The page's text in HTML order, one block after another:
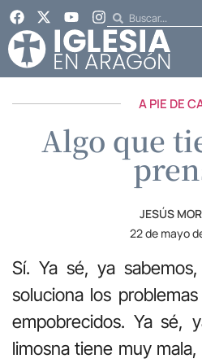
A PIE DE
Algo que
JESÚS
22 de mayo
Sí. Ya sé, ya
soluciona los
empobrecidos. Ya sé,
limosna tiene muy